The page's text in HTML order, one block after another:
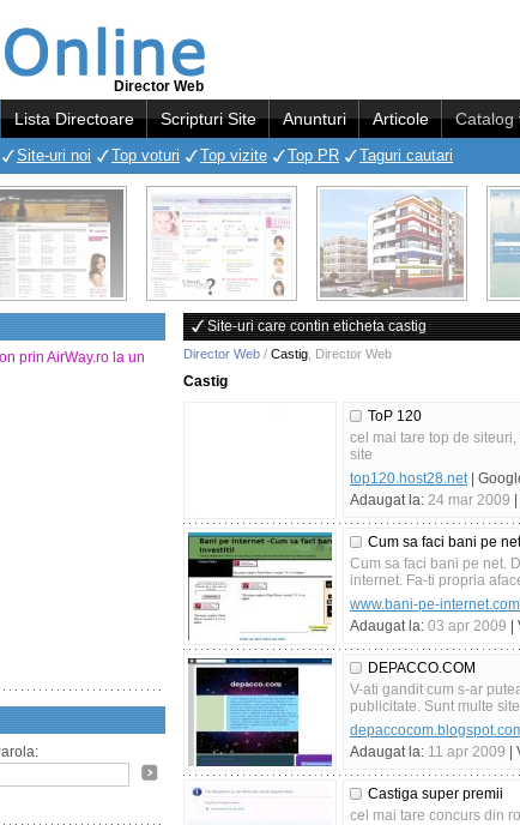
Director Web
Lista Directoare Scripturi Site Anunturi Articole Catalog
Site-uri noi Top voturi Top vizite Top PR Taguri cautari
prin AirWay.ro la un
Site-uri care contin eticheta castig
Director Web / Castig Director Web
Castig
ToP 120
cel mai tare top de
site
top120.host28.net|
Adaugat la: 24 mar 2009
Cum sa faci bani pe net
Cum sa faci bani pe net.
internet. Fa-ti propria
www.bani-pe-internet.com
Adaugat la: 03 apr 2009
DEPACCO.COM
V-ati gandit cum s-ar
publicitate. Sunt multe
Adaugat la: 11 apr 2009 |
Castiga super premii
cel mai tare concurs din